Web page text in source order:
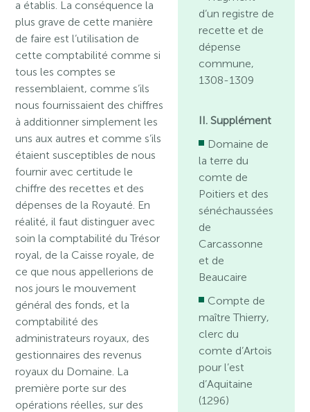
a établis. La conséquence la
plus grave de cette manière
de faire est l’utilisation de
cette comptabilité comme si
tous les comptes se
ressemblaient, comme s’ils
nous fournissaient des chiffres
à additionner simplement les
uns aux autres et comme s’ils
étaient susceptibles de nous
fournir avec certitude le
chiffre des recettes et des
dépenses de la Royauté. En
réalité, il faut distinguer avec
soin la comptabilité du Trésor
royal, de la Caisse royale, de
ce que nous appellerions de
nos jours le mouvement
général des fonds, et la
comptabilité des
administrateurs royaux, des
gestionnaires des revenus
royaux du Domaine. La
première porte sur des
opérations réelles, sur des
d’un registre de
recette et de
dépense
commune,
1308-1309
II. Supplément
Domaine de
la terre du
comte de
Poitiers et des
sénéchaussées
de
Carcassonne
et de
Beaucaire
Compte de
maître Thierry,
clerc du
comte d’Artois
pour l’est
d’Aquitaine
(1296)